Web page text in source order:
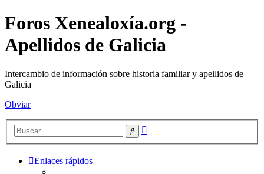
Foros Xenealoxía.org -
Apellidos de Galicia
Intercambio de información sobre historia familiar y apellidos de
Galicia
Obviar
Buscar
Enlaces rápidos